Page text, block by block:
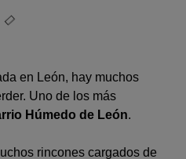
en León, hay muchos
Uno de los más
Húmedo de León.
rincones cargados de